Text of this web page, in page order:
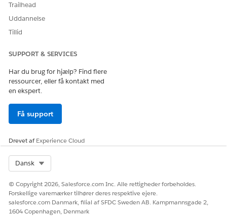
Trailhead
Uddannelse
Tillid
SUPPORT & SERVICES
Har du brug for hjælp? Find flere
ressourcer, eller få kontakt med
en ekspert.
Få support
Drevet afExperience Cloud
Dansk
© Copyright 2026, Salesforce.com Inc. Alle rettigheder forbeholdes.
Forskellige varemærker tilhører deres respektive ejere.
salesforce.com Danmark, filial af SFDC Sweden AB. Kampmannsgade 2,
1604 Copenhagen, Denmark